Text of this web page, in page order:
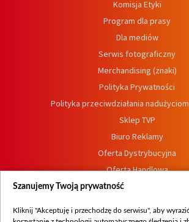
Komisja Etyki
Program dla prasy
Dla mediów
Serwis fotograficzny
Merchandising (znaki)
Polityka Prywatności
Polityka przeciwdziałania
Sklep TVP
Biuro Reklamy
Oferta Dystrybucyjna
Oferta Handlowa
Dostępność
Procedura zgłoszeń
Szanujemy Twoją prywatność
Kliknij "Akceptuję i przechodzę do serwisu", aby